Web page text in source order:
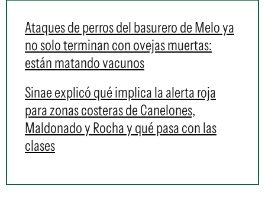
Ataques de perros del basurero de Melo ya
no solo terminan con ovejas muertas:
están matando vacunos
Sinae explicó qué implica la alerta roja
para zonas costeras de Canelones,
Maldonado y Rocha y qué pasa con las
clases